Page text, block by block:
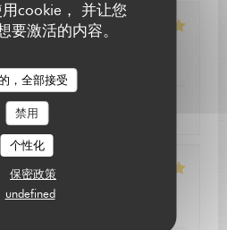
cookie， 并让您
要激活的内容。
，全部接受
禁用
个性化
保密政策
undefined
2
: 5/5 质价比
SAINT JEAN